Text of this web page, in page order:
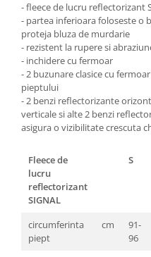
Fleece-uri
Halate
Jachete / Bluze salopeta
Pantaloni de lucru cu pieptar
Pantaloni de lucru in talie
Tricouri polo
Veste de lucru
- fleece de lucru reflectorizant
- partea inferioara foloseste o
proteja bluza de murdarie
- rezistent la rupere si
- inchidere cu fermoar
- 2 buzunare clasice cu
pieptului
- 2 benzi reflectorizante
verticale si alte 2 benzi
asigura o vizibilitate crescuta
Fleece de
lucru
reflectorizant
SIGNAL
S
circumferinta
piept
cm
91-
96